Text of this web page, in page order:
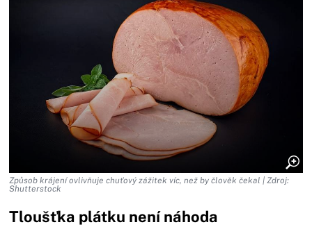
Způsob krájení ovlivňuje chuťový zážitek víc, než by člověk čekal | Zdroj:
Shutterstock
Tloušťka plátku není náhoda